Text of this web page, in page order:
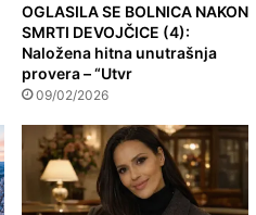
OGLASILA SE BOLNICA NAKON
SMRTI DEVOJČICE (4):
Naložena hitna unutrašnja
provera – “Utvr
09/02/2026